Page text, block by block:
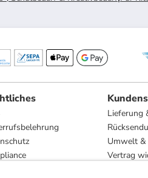
Lieferung
Umwelt
Vertrag